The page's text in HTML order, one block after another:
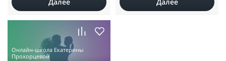
Далее Далее
Онлайн-школа Екатерины
Прохорцевой